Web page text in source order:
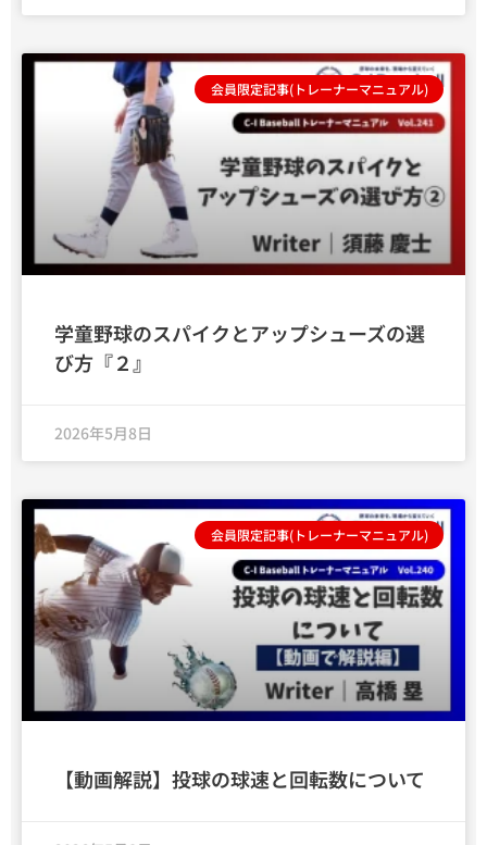
会員限定記事(トレーナーマニュアル)
学童野球のスパイクとアップシューズの選
び方『２』
2026年5月8日
会員限定記事(トレーナーマニュアル)
【動画解説】投球の球速と回転数について